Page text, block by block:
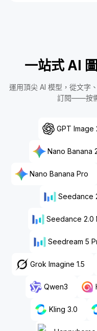
一站式 AI
運用頂尖 AI 模型，從文字
訂閱——按
GPT Image
Nano Banana
Nano Banana Pro
Seedance
Seedance 2.0
Seedream 5
Grok Imagine 1.5
Qwen3
Kling 3.0